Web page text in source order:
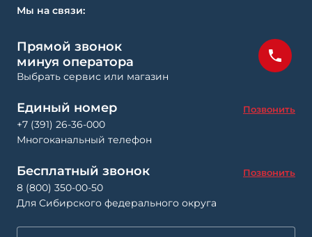
Мы на связи:
Прямой звонок
минуя оператора
Выбрать сервис или магазин
Единый номер Позвонить
+7 (391) 26-36-000
Многоканальный телефон
Бесплатный звонок Позвонить
8 (800) 350-00-50
Для Сибирского федерального округа